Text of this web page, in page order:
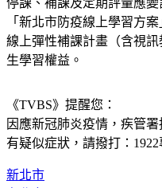
停課、補課及定期評量應
「新北市防疫線上學習方
線上彈性補課計畫（含視
生學習權益。
《TVBS》提醒您：
因應新冠肺炎疫情，疾管
有疑似症狀，請撥打：1922
新北市